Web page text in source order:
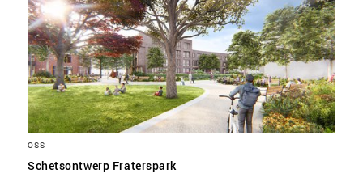
OSS
Schetsontwerp Fraterspark
SLA VOORKEUREN OP